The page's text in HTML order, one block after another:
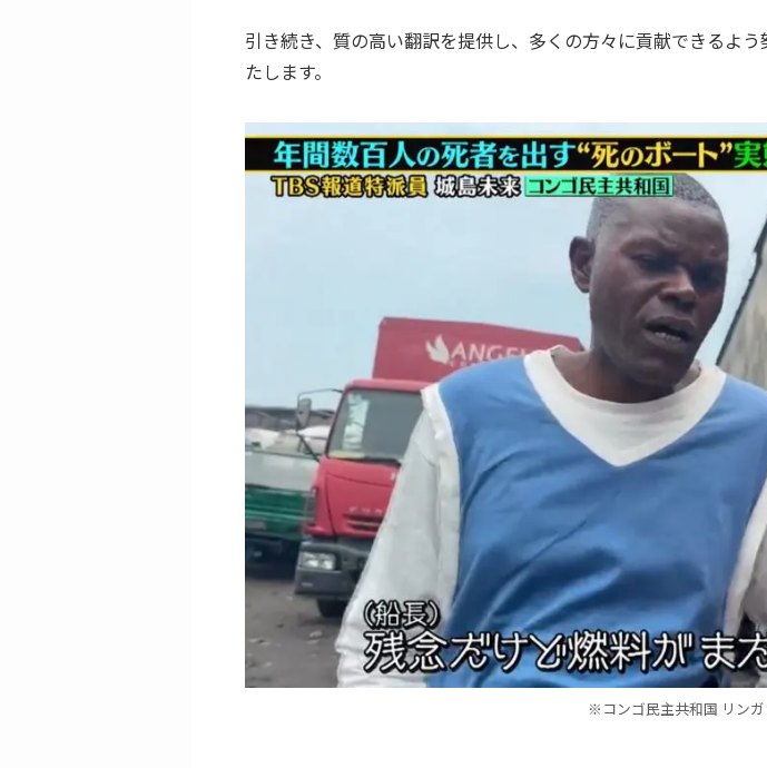
引き続き、質の高い翻訳を提供し、多くの方々に貢献できるよ
たします。
※コンゴ民主共和国 リン